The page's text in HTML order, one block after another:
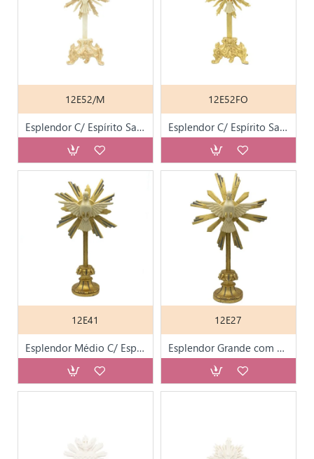
12E52/M
Esplendor C/ Espírito Santo C/ Base Marfim
12E52FO
Esplendor C/ Espírito Santo C/ Base Folha de Ouro
12E41
Esplendor Médio C/ Espírito Santo C/ Base Folha Ouro
12E27
Esplendor Grande com Espírito Santo Folha de Ouro